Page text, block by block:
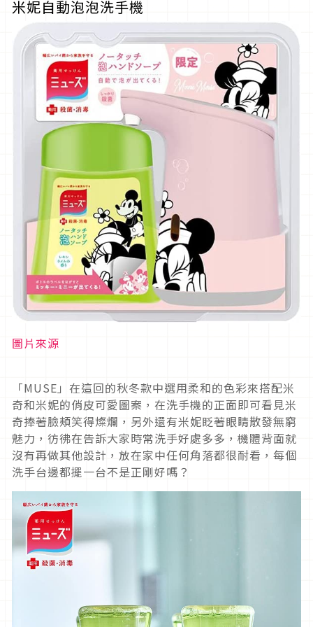
米妮自動泡泡洗手機
圖片來源
「MUSE」在這回的秋冬款中選用柔和的色彩來搭配米
奇和米妮的俏皮可愛圖案，在洗手機的正面即可看見米
奇捧著臉頰笑得燦爛，另外還有米妮眨著眼睛散發無窮
魅力，彷彿在告訴大家時常洗手好處多多，機體背面就
沒有再做其他設計，放在家中任何角落都很耐看，每個
洗手台邊都擺一台不是正剛好嗎？